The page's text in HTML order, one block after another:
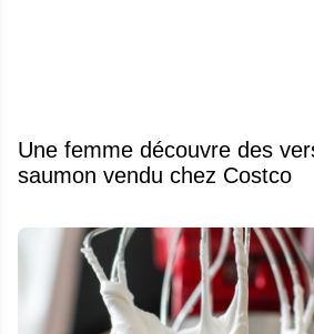
Une femme découvre des
saumon vendu chez Costco